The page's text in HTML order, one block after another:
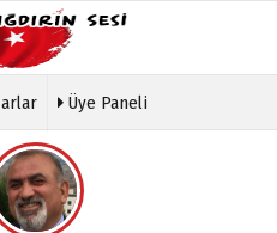
Köşe
Yazarları
Video
Galeri
Üye Paneli